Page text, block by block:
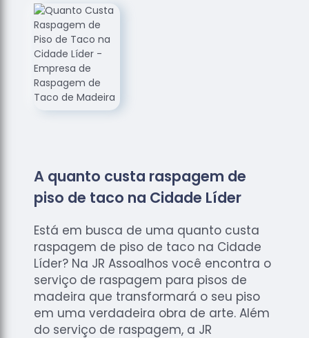
de Madeira
Loja de
Assoalhos
Raspagem
de
Assoalhos
de Tacos
de
Madeiras
Raspagens
de Pisos
Tacos de
Madeiras
A quanto custa raspagem de
piso de taco na Cidade Líder
Está em busca de uma quanto custa
raspagem de piso de taco na Cidade
Líder? Na JR Assoalhos você encontra o
serviço de raspagem para pisos de
madeira que transformará o seu piso
em uma verdadeira obra de arte. Além
do serviço de raspagem, a JR